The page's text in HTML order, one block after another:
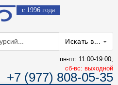
с 1996 года
Искать в...
пн-пт: 11:00-19:00;
cб-вс: выходной
+7 (977) 808-05-35